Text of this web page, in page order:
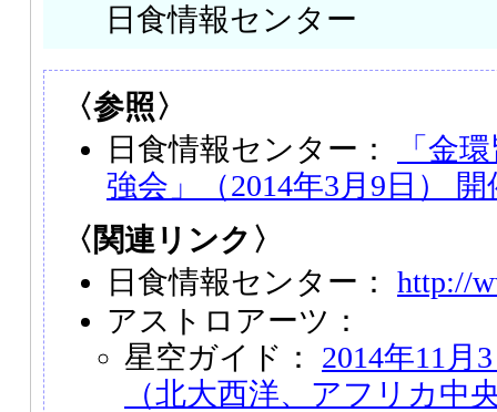
日食情報センター
〈参照〉
日食情報センター：
「金
強会」（2014年3月9日）
〈関連リンク〉
日食情報センター： http://
アストロアーツ：
星空ガイド： 2014年11月
（北大西洋、アフリカ中